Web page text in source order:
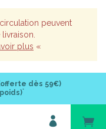
peuvent
plus «
dès 59€)
*